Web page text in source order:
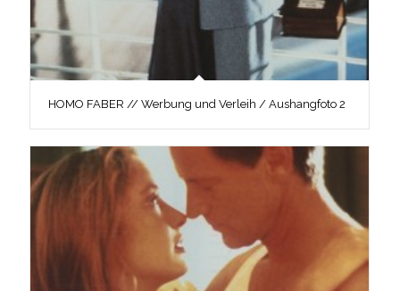
HOMO FABER // Werbung und Verleih / Aushangfoto 2